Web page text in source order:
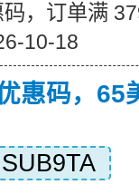
，订单满
10-18
惠码，65
SUB9TA